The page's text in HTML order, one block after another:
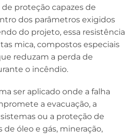
proteção capazes de
dos parâmetros exigidos
do projeto, essa resistência
mica, compostos especiais
reduzam a perda de
o incêndio.
ser aplicado onde a falha
a evacuação, a
ou a proteção de
óleo e gás, mineração,